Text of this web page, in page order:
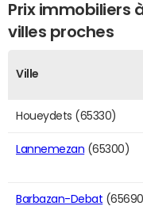
Prix immobiliers
villes proches
Ville
Houeydets (65330)
Lannemezan (65300)
Barbazan-Debat